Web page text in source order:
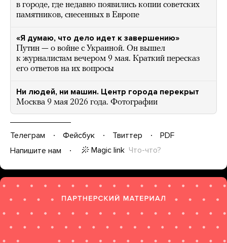
в городе, где недавно появились копии советских
памятников, снесенных в Европе
«Я думаю, что дело идет к завершению»
Путин — о войне с Украиной. Он вышел
к журналистам вечером 9 мая. Краткий пересказ
его ответов на их вопросы
Ни людей, ни машин. Центр города перекрыт
Москва 9 мая 2026 года. Фотографии
Телеграм Фейсбук Твиттер
PDF
Напишите нам
Magic link Что-что?